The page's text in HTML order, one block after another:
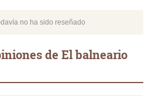
no ha sido reseñado
de El balneario